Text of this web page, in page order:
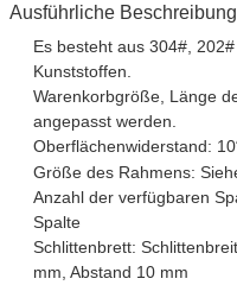
Ausführliche Beschreibung
Es besteht aus 304#,
Kunststoffen.
Warenkorbgröße, Länge
angepasst werden.
Oberflächenwiderstand: 10
Größe des Rahmens:
Anzahl der verfügbaren
Spalte
Schlittenbrett:
mm, Abstand 10 mm